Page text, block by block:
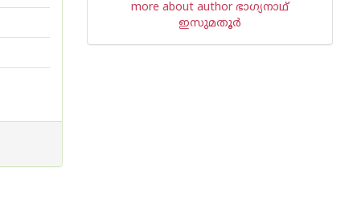
more about author ഭാഗ്യനാഥ്
ഇസുമതൂർ